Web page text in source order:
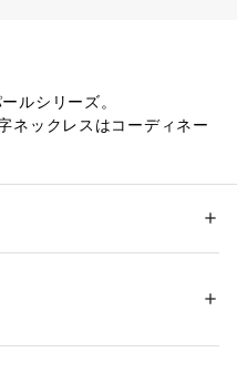
ルシリーズ。
ネックレスはコーディネー
るだけでトレンド感のある
（767-31275）もございま
パール